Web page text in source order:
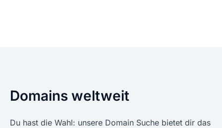
Domains weltweit
Du hast die Wahl: unsere Domain Suche bietet dir das